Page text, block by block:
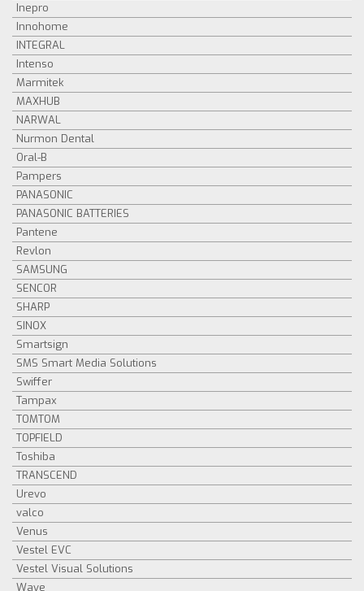
Inepro
Innohome
INTEGRAL
Intenso
Marmitek
MAXHUB
NARWAL
Nurmon Dental
Oral-B
Pampers
PANASONIC
PANASONIC BATTERIES
Pantene
Revlon
SAMSUNG
SENCOR
SHARP
SINOX
Smartsign
SMS Smart Media Solutions
Swiffer
Tampax
TOMTOM
TOPFIELD
Toshiba
TRANSCEND
Urevo
valco
Venus
Vestel EVC
Vestel Visual Solutions
Wave